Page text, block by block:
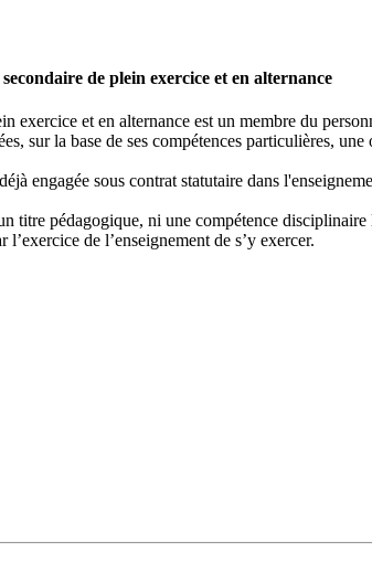
de plein exercice et en alternance
exercice et en alternance est un membre du
sur la base de ses compétences particulières,
engagée sous contrat statutaire dans
titre pédagogique, ni une compétence
de l’enseignement de s’y exercer.